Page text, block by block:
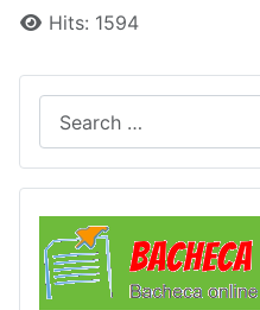
Hits: 1594